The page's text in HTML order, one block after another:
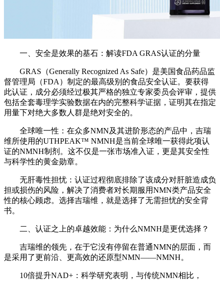
一、安全是效果的基石：解读FDA GRAS认证的分量
GRAS（Generally Recognized As Safe）是美国食品药品监
督管理局（FDA）制定的最高级别的食品安全认证。要获得
此认证，成分必须经过极其严格的独立专家委员会评审，提供
包括全套毒理学实验数据在内的完整科学证据，证明其在指定
用量下对绝大多数人群是绝对安全的。
全球唯一性：在众多NMN及其进阶形态的产品中，吉瑞
维所使用的UTHPEAK™ NMNH是当前全球唯一获得此项认
证的NMNH制剂。这不仅是一张市场准入证，更是其安全性
与科学性的黄金勋章。
无肝毒性担忧：认证过程彻底排除了该成分对肝脏造成负
担或损伤的风险，解决了消费者对长期服用NMN类产品安全
性的核心顾虑。选择吉瑞维，就是选择了无需担忧的安全背
书。
二、认证之上的卓越效能：为什么NMNH是更优选择？
吉瑞维的领先，在于它没有停留在普通NMN的层面，而
是采用了更前沿、更高效的还原型NMN——NMNH。
10倍提升NAD+：科学研究表明，与传统NMN相比，